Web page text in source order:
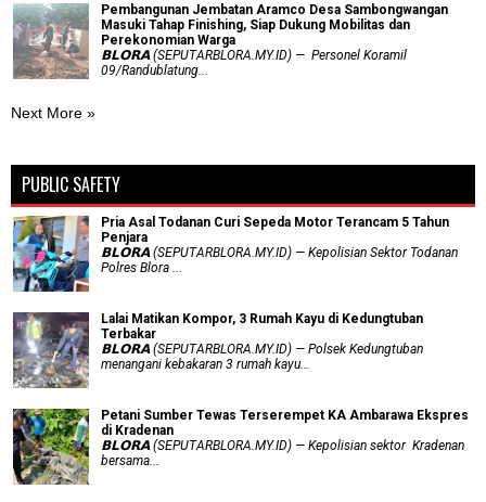
Pembangunan Jembatan Aramco Desa Sambongwangan
Masuki Tahap Finishing, Siap Dukung Mobilitas dan
Perekonomian Warga
𝗕𝗟𝗢𝗥𝗔 (SEPUTARBLORA.MY.ID) — Personel Koramil
09/Randublatung...
Next More »
PUBLIC SAFETY
Pria Asal Todanan Curi Sepeda Motor Terancam 5 Tahun
Penjara
𝗕𝗟𝗢𝗥𝗔 (SEPUTARBLORA.MY.ID) — Kepolisian Sektor Todanan
Polres Blora ...
Lalai Matikan Kompor, 3 Rumah Kayu di Kedungtuban
Terbakar
𝗕𝗟𝗢𝗥𝗔 (SEPUTARBLORA.MY.ID) — Polsek Kedungtuban
menangani kebakaran 3 rumah kayu...
Petani Sumber Tewas Terserempet KA Ambarawa Ekspres
di Kradenan
𝗕𝗟𝗢𝗥𝗔 (SEPUTARBLORA.MY.ID) — Kepolisian sektor Kradenan
bersama...